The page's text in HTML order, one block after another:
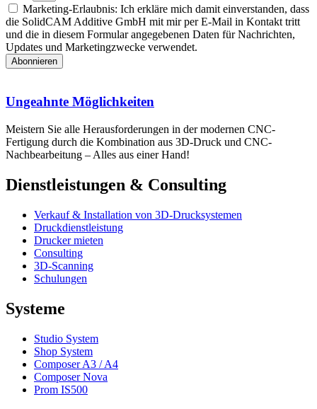
Marketing-Erlaubnis: Ich erkläre mich damit einverstanden, dass
die SolidCAM Additive GmbH mit mir per E-Mail in Kontakt tritt
und die in diesem Formular angegebenen Daten für Nachrichten,
Updates und Marketingzwecke verwendet.
Abonnieren
Ungeahnte Möglichkeiten
Meistern Sie alle Heraus­forderungen in der modernen CNC-
Fertigung durch die Kombination aus 3D-Druck und CNC-
Nachbearbeitung – Alles aus einer Hand!
Dienstleistungen & Consulting
Verkauf & Installation von 3D-Drucksystemen
Druckdienstleistung
Drucker mieten
Consulting
3D-Scanning
Schulungen
Systeme
Studio System
Shop System
Composer A3 / A4
Composer Nova
Prom IS500